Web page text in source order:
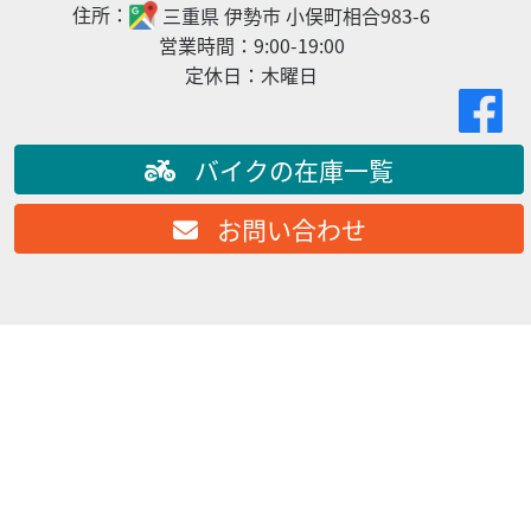
スズキ
クラシックカーミーティング開催！！
クラシックカーミーティング㏌明和開催！！ ご自慢の愛車
（四輪・二輪）を展示しませんか？ お問い合せは合同会社
アドバンスカンパニー 中野 090-...
住所： 三重県 伊勢市小俣町相合983-6
営業時間： 9:00-19:00
定休日： 木曜日
バイクの在庫一覧
お問い合わせ